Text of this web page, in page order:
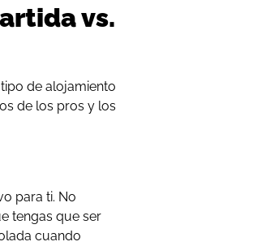
vs.
de alojamiento
de los pros y los
para ti. No
tengas que ser
cuando